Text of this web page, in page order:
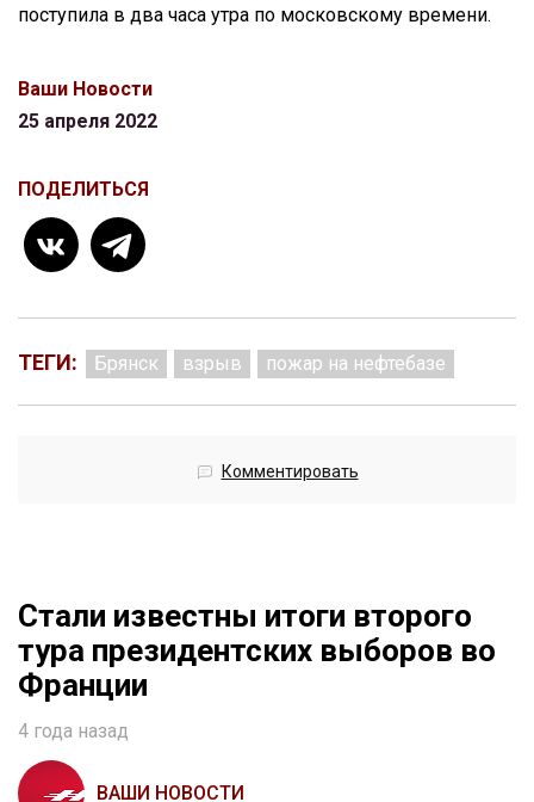
поступила в два часа утра по московскому времени.
Ваши Новости
25 апреля 2022
ПОДЕЛИТЬСЯ
ТЕГИ: Брянск взрыв пожар на нефтебазе
Комментировать
Стали известны итоги второго
тура президентских выборов во
Франции
4 года назад
ВАШИ НОВОСТИ